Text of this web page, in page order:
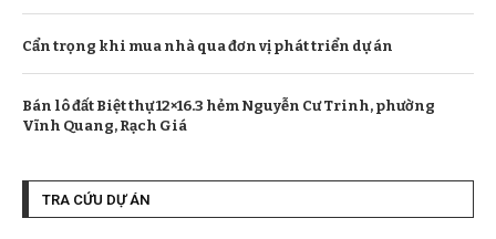
Cẩn trọng khi mua nhà qua đơn vị phát triển dự án
Bán lô đất Biệt thự 12×16.3 hẻm Nguyễn Cư Trinh, phường
Vĩnh Quang, Rạch Giá
TRA CỨU DỰ ÁN